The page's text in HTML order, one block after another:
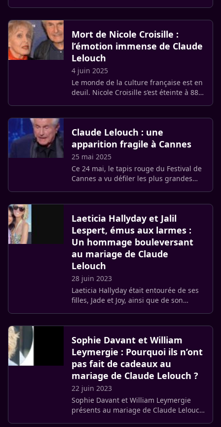
Mort de Nicole Croisille :
l’émotion immense de Claude
Lelouch
4 juin 2025
Le monde de la culture française est en
deuil. Nicole Croisille s’est éteinte à 88
Claude Lelouch : une
apparition fragile à Cannes
25 mai 2025
Ce 24 mai, le tapis rouge du Festival de
Cannes a vu défiler les plus grandes
Laeticia Hallyday et Jalil
Lespert, émus aux larmes :
Un hommage bouleversant
au mariage de Claude
Lelouch
28 juin 2023
Laeticia Hallyday était entourée de ses
filles, Jade et Joy, ainsi que de son
Sophie Davant et William
Leymergie : Pourquoi ils n’ont
pas fait de cadeaux au
mariage de Claude Lelouch ?
22 juin 2023
Sophie Davant et William Leymergie
présents au mariage de Claude Lelouch